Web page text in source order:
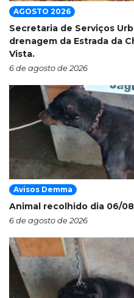
AGOSTO 2026
Secretaria de Serviços
drenagem da Estrada da
Vista.
6 de agosto de 2026
Avisos Demma
Animal recolhido dia 06/
6 de agosto de 2026